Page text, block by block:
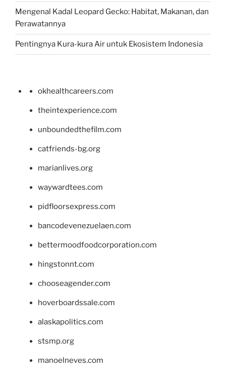
Mengenal Kadal Leopard Gecko: Habitat, Makanan, dan
Perawatannya
Pentingnya Kura-kura Air untuk Ekosistem Indonesia
okhealthcareers.com
theintexperience.com
unboundedthefilm.com
catfriends-bg.org
marianlives.org
waywardtees.com
pidfloorsexpress.com
bancodevenezuelaen.com
bettermoodfoodcorporation.com
hingstonnt.com
chooseagender.com
hoverboardssale.com
alaskapolitics.com
stsmp.org
manoelneves.com